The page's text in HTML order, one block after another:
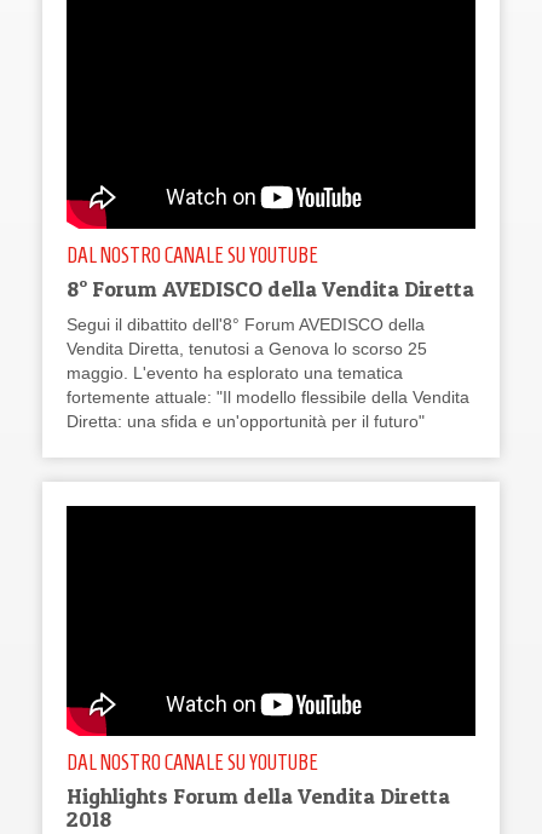
DAL NOSTRO CANALE SU YOUTUBE
8° Forum AVEDISCO della Vendita Diretta
Segui il dibattito dell'8° Forum AVEDISCO della
Vendita Diretta, tenutosi a Genova lo scorso 25
maggio. L'evento ha esplorato una tematica
fortemente attuale: "Il modello flessibile della Vendita
Diretta: una sfida e un'opportunità per il futuro"
DAL NOSTRO CANALE SU YOUTUBE
Highlights Forum della Vendita Diretta
2018